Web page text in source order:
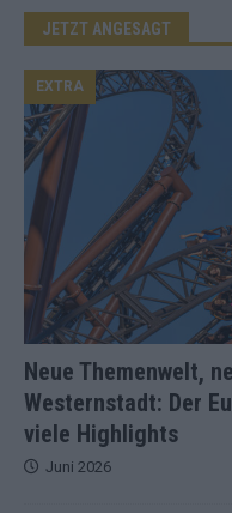
JETZT ANGESAGT
Neue Themenwelt,
Westernstadt: Der
viele Highlights
EXTRA
Juni 2026